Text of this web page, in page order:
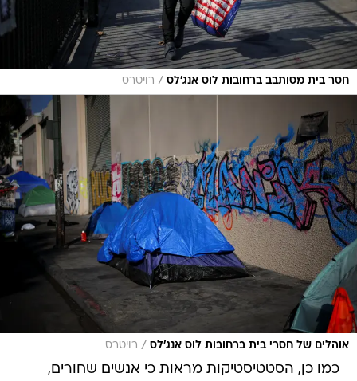
חסר בית מסותבב ברחובות לוס אנג'לס / רויטרס
אוהלים של חסרי בית ברחובות לוס אנג'לס / רויטרס
כמו כן, הסטטיסטיקות מראות כי אנשים שחורים,